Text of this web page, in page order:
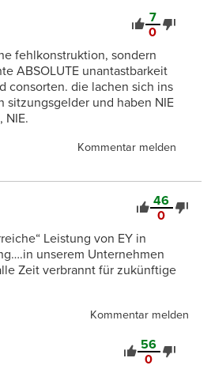
7
0
fehlkonstruktion, sondern
ABSOLUTE unantastbarkeit
consorten. die lachen sich ins
sitzungsgelder und haben NIE
NIE.
Kommentar melden
46
0
Leistung von EY in
unserem Unternehmen
Zeit verbrannt für zukünftige
Kommentar melden
56
0